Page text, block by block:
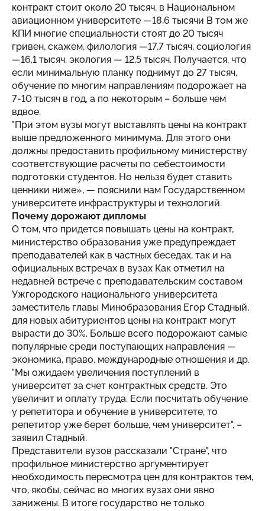
контракт стоит около 20 тысяч, в Национальном
авиационном университете —18,6 тысячи В том же
КПИ многие специальности стоят до 20 тысяч
гривен, скажем, филология —17,7 тысяч, социология
—16,1 тысяч, экология — 12,5 тысяч. Получается, что
если минимальную планку поднимут до 27 тысяч,
обучение по многим направлениям подорожает на
7-10 тысяч в год, а по некоторым – больше чем
вдвое.
"При этом вузы могут выставлять цены на контракт
выше предложенного минимума. Для этого они
должны предоставить профильному министерству
соответствующие расчеты по себестоимости
подготовки студентов. Но нельзя будет ставить
ценники ниже», — пояснили нам Государственном
университете инфраструктуры и технологий.
Почему дорожают дипломы
О том, что придется повышать цены на контракт,
министерство образования уже предупреждает
преподавателей как в частных беседах, так и на
официальных встречах в вузах Как отметил на
недавней встрече с преподавательским составом
Ужгородского национального университета
заместитель главы Минобразования Егор Стадный,
для новых абитуриентов цены на контракт могут
вырасти до 30%. Больше всего подорожают самые
популярные среди поступающих направления —
экономика, право, международные отношения и др.
"Мы ожидаем увеличения поступлений в
университет за счет контрактных средств. Это
увеличит и оплату труда. Если посчитать обучение
у репетитора и обучение в университете, то
репетитор уже берет больше, чем университет", –
заявил Стадный.
Представители вузов рассказали "Стране", что
профильное министерство аргументирует
необходимость пересмотра цен для контрактов тем,
что, якобы, сейчас во многих вузах они явно
занижены. В итоге государство не только